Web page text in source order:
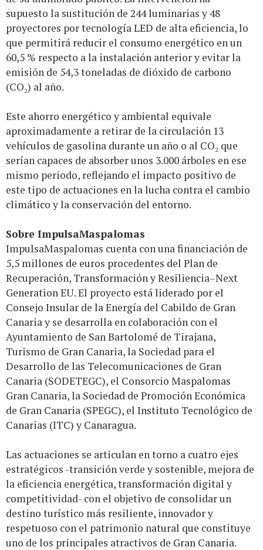
supuesto la sustitución de 244 luminarias y 48
proyectores por tecnología LED de alta eficiencia, lo
que permitirá reducir el consumo energético en un
60,5 % respecto a la instalación anterior y evitar la
emisión de 54,3 toneladas de dióxido de carbono
(CO₂) al año.
Este ahorro energético y ambiental equivale
aproximadamente a retirar de la circulación 13
vehículos de gasolina durante un año o al CO₂ que
serían capaces de absorber unos 3.000 árboles en ese
mismo periodo, reflejando el impacto positivo de
este tipo de actuaciones en la lucha contra el cambio
climático y la conservación del entorno.
Sobre ImpulsaMaspalomas
ImpulsaMaspalomas cuenta con una financiación de
5,5 millones de euros procedentes del Plan de
Recuperación, Transformación y Resiliencia–Next
Generation EU. El proyecto está liderado por el
Consejo Insular de la Energía del Cabildo de Gran
Canaria y se desarrolla en colaboración con el
Ayuntamiento de San Bartolomé de Tirajana,
Turismo de Gran Canaria, la Sociedad para el
Desarrollo de las Telecomunicaciones de Gran
Canaria (SODETEGC), el Consorcio Maspalomas
Gran Canaria, la Sociedad de Promoción Económica
de Gran Canaria (SPEGC), el Instituto Tecnológico de
Canarias (ITC) y Canaragua.
Las actuaciones se articulan en torno a cuatro ejes
estratégicos -transición verde y sostenible, mejora de
la eficiencia energética, transformación digital y
competitividad- con el objetivo de consolidar un
destino turístico más resiliente, innovador y
respetuoso con el patrimonio natural que constituye
uno de los principales atractivos de Gran Canaria.